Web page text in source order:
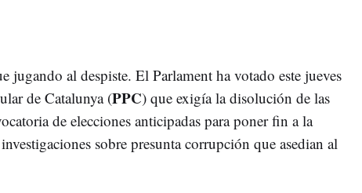
jugando al despiste. El Parlament ha votado este jueves
de Catalunya (PPC) que exigía la disolución de las
de elecciones anticipadas para poner fin a la
sobre presunta corrupción que asedian al